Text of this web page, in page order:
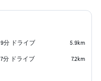
9分 ドライブ 5.9km
7分 ドライブ 7.2km